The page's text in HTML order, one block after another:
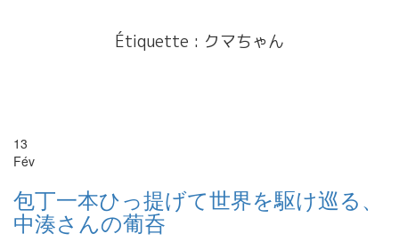
Étiquette : クマちゃん
13
Fév
包丁一本ひっ提げて世界を駆け巡る、
中湊さんの葡呑